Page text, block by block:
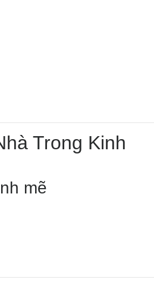
Trong Kinh
mẽ